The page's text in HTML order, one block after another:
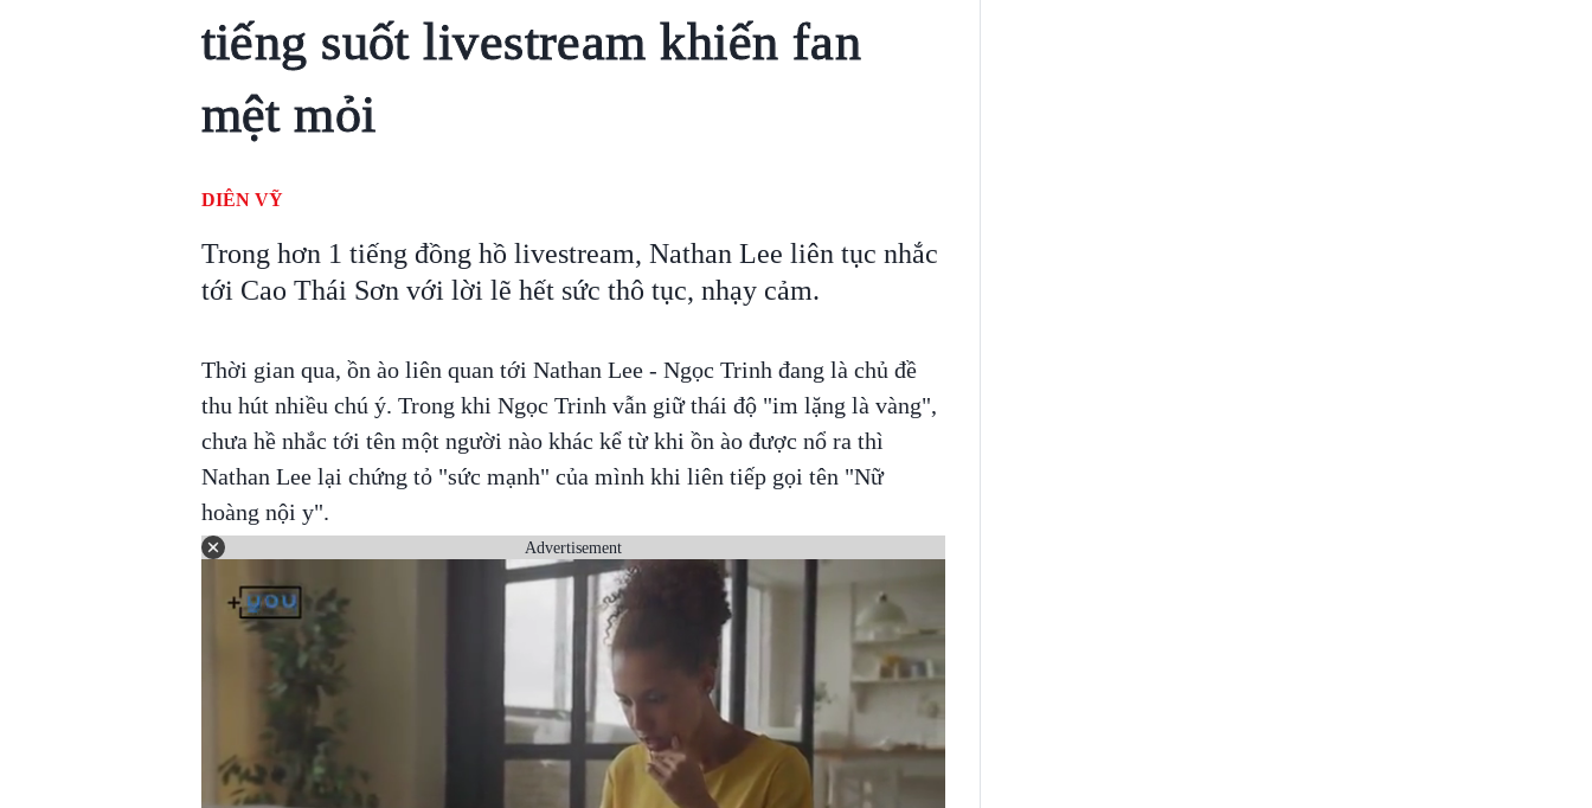
tiếng suốt livestream khiến fan
mệt mỏi
DIÊN VỸ
Trong hơn 1 tiếng đồng hồ livestream, Nathan Lee liên tục nhắc
tới Cao Thái Sơn với lời lẽ hết sức thô tục, nhạy cảm.
Thời gian qua, ồn ào liên quan tới Nathan Lee - Ngọc Trinh đang là chủ đề
thu hút nhiều chú ý. Trong khi Ngọc Trinh vẫn giữ thái độ "im lặng là vàng",
chưa hề nhắc tới tên một người nào khác kể từ khi ồn ào được nổ ra thì
Nathan Lee lại chứng tỏ "sức mạnh" của mình khi liên tiếp gọi tên "Nữ
hoàng nội y".
Advertisement